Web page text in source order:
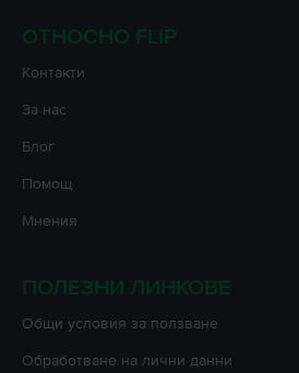
ОТНОСНО FLIP
Контакти
За нас
Блог
Помощ
Мнения
ПОЛЕЗНИ ЛИНКОВЕ
Oбщи условия за ползване
Oбработване на лични данни